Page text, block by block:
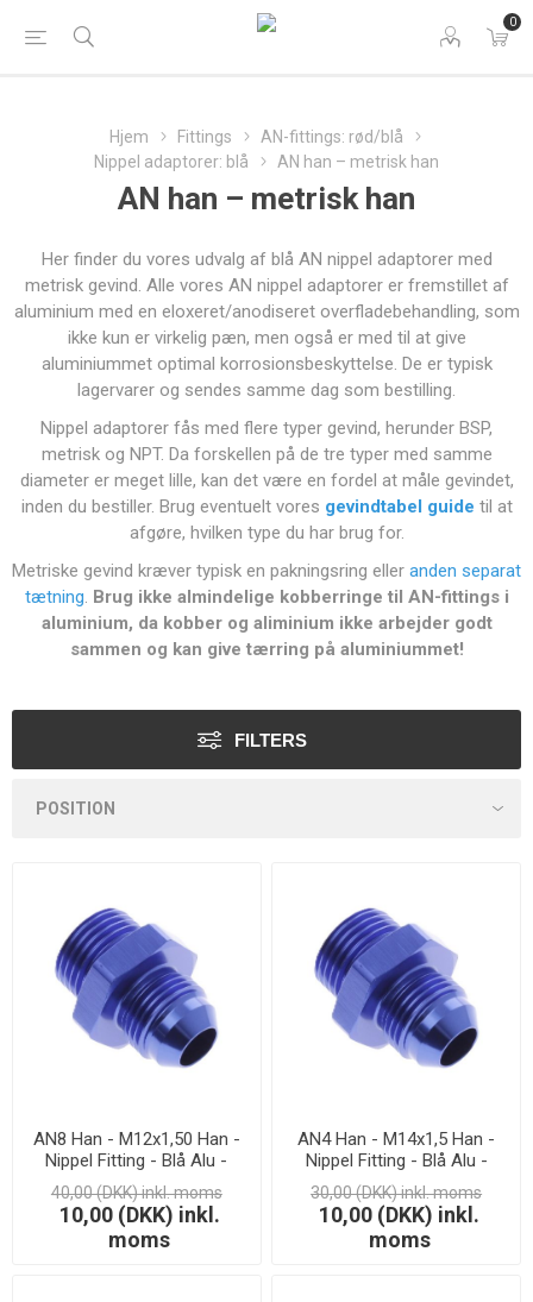
0
Hjem Fittings
AN-fittings: rød/blå
Nippel adaptorer: blå
AN han – metrisk han
AN han – metrisk han
Her finder du vores udvalg af blå AN nippel adaptorer med
metrisk gevind. Alle vores AN nippel adaptorer er fremstillet af
aluminium med en eloxeret/anodiseret overfladebehandling, som
ikke kun er virkelig pæn, men også er med til at give
aluminiummet optimal korrosionsbeskyttelse. De er typisk
lagervarer og sendes samme dag som bestilling.
Nippel adaptorer fås med flere typer gevind, herunder BSP,
metrisk og NPT. Da forskellen på de tre typer med samme
diameter er meget lille, kan det være en fordel at måle gevindet,
inden du bestiller. Brug eventuelt vores gevindtabel guide til at
afgøre, hvilken type du har brug for.
Metriske gevind kræver typisk en pakningsring eller anden separat
tætning. Brug ikke almindelige kobberringe til AN-fittings i
aluminium, da kobber og aliminium ikke arbejder godt
sammen og kan give tærring på aluminiummet!
FILTERS
AN8 Han - M12x1,50 Han -
Nippel Fitting - Blå Alu -
LAGERSALG
40,00 (DKK) inkl. moms
10,00 (DKK) inkl.
moms
AN4 Han - M14x1,5 Han -
Nippel Fitting - Blå Alu -
LAGERSALG
30,00 (DKK) inkl. moms
10,00 (DKK) inkl.
moms